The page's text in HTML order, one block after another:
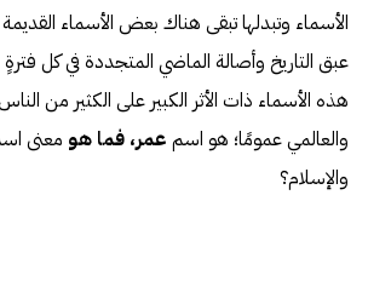
الأسماء وتبدلها تبقى هناك بعض الأسماء
عبق التاريخ وأصالة الماضي المتجددة في كل
هذه الأسماء ذات الأثر الكبير على الكثير من
والعالمي عمومًا؛ هو اسم عمر، فما هو معنى
والإسلام؟